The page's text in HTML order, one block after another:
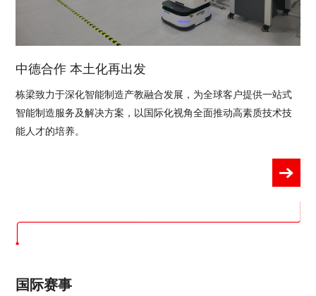
中德合作 本土化再出发
栋梁致力于深化智能制造产教融合发展，为全球客户提供一站式
智能制造服务及解决方案，以国际化视角全面推动高素质技术技
能人才的培养。
国际赛事